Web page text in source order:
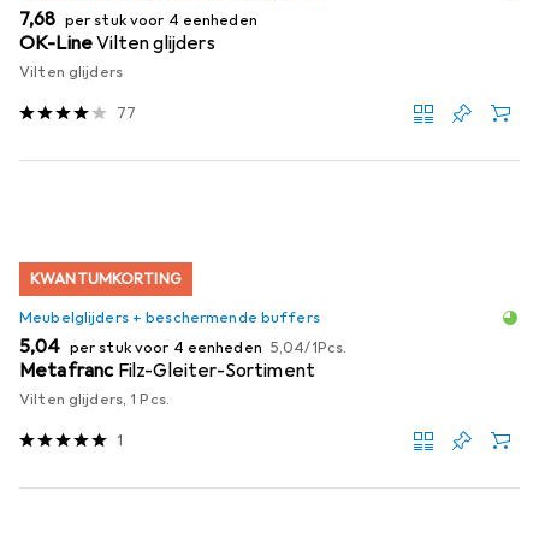
EUR
7,68 per stuk voor 4 eenheden
OK-LineVilten glijders
Vilten glijders
77
KWANTUMKORTING
Meubelglijders + beschermende buffers
EUR
5,04 per stuk voor 4 eenheden EUR
5,04/1Pcs.
Metafranc Filz-Gleiter-Sortiment
Vilten glijders, 1 Pcs.
1